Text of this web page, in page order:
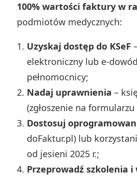
100% wartości faktury w
podmiotów medycznych:
Uzyskaj dostęp do KSeF
elektroniczny lub e-
pełnomocnicy;
Nadaj uprawnienia –
(zgłoszenie na
Dostosuj
doFaktur.pl) lub
od jesieni 2025 r.;
Przeprowadź szkolenia